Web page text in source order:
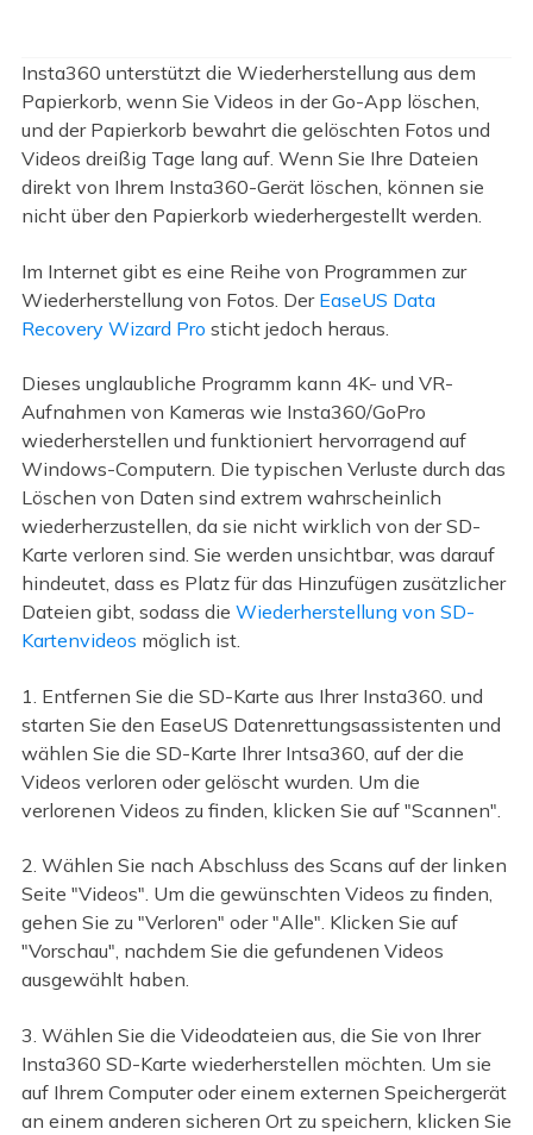
Insta360 unterstützt die Wiederherstellung aus dem
Papierkorb, wenn Sie Videos in der Go-App löschen,
und der Papierkorb bewahrt die gelöschten Fotos und
Videos dreißig Tage lang auf. Wenn Sie Ihre Dateien
direkt von Ihrem Insta360-Gerät löschen, können sie
nicht über den Papierkorb wiederhergestellt werden.
Im Internet gibt es eine Reihe von Programmen zur
Wiederherstellung von Fotos. Der EaseUS Data
Recovery Wizard Pro sticht jedoch heraus.
Dieses unglaubliche Programm kann 4K- und VR-
Aufnahmen von Kameras wie Insta360/GoPro
wiederherstellen und funktioniert hervorragend auf
Windows-Computern. Die typischen Verluste durch das
Löschen von Daten sind extrem wahrscheinlich
wiederherzustellen, da sie nicht wirklich von der SD-
Karte verloren sind. Sie werden unsichtbar, was darauf
hindeutet, dass es Platz für das Hinzufügen zusätzlicher
Dateien gibt, sodass die Wiederherstellung von SD-
Kartenvideos möglich ist.
1. Entfernen Sie die SD-Karte aus Ihrer Insta360. und
starten Sie den EaseUS Datenrettungsassistenten und
wählen Sie die SD-Karte Ihrer Intsa360, auf der die
Videos verloren oder gelöscht wurden. Um die
verlorenen Videos zu finden, klicken Sie auf "Scannen".
2. Wählen Sie nach Abschluss des Scans auf der linken
Seite "Videos". Um die gewünschten Videos zu finden,
gehen Sie zu "Verloren" oder "Alle". Klicken Sie auf
"Vorschau", nachdem Sie die gefundenen Videos
ausgewählt haben.
3. Wählen Sie die Videodateien aus, die Sie von Ihrer
Insta360 SD-Karte wiederherstellen möchten. Um sie
auf Ihrem Computer oder einem externen Speichergerät
an einem anderen sicheren Ort zu speichern, klicken Sie